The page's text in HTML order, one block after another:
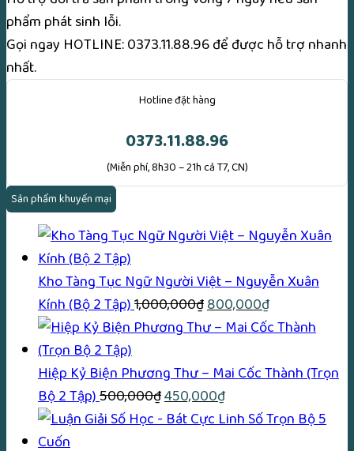
phẩm phát sinh lỗi.
Gọi ngay HOTLINE: 0373.11.88.96để được hỗ trợ nhanh
nhất.
Hotline đặt hàng
0373.11.88.96
(Miễn phí, 8h30 – 21h cả T7, CN)
Sản phẩm khuyến mại
Kho Tàng Tục Ngữ Người Việt – Nguyễn Xuân
Kính (Bộ 2 Tập)1,000,000₫Giá
gốc
1,000,000₫.
800,000₫Giá
hiện
là:
Hiệp Kỷ Biện Phương Thư – Mai Cốc Thành (Trọn
Bộ 2 Tập)500,000₫Giá
gốc
450,000₫Giá
hiện